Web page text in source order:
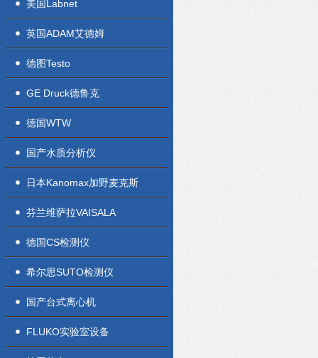
美国Labnet
英国ADAM艾德姆
德图Testo
GE Druck德鲁克
德国WTW
国产水质分析仪
日本Kanomax加野麦克斯
芬兰维萨拉VAISALA
德国CS检测仪
希尔思SUTO检测仪
国产台式离心机
FLUKO实验室设备